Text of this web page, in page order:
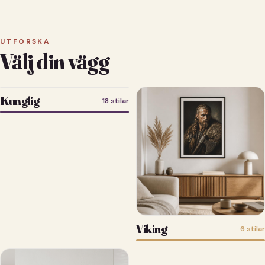
UTFORSKA
Välj din vägg
Kunglig 18 stilar
Viking 6 stilar